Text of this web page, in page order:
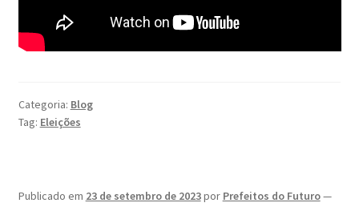
Categoria: Blog
Tag: Eleições
Publicado em 23 de setembro de 2023por Prefeitos do Futuro—